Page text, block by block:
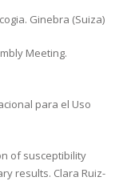
Ginebra (Suiza)
Meeting.
para el Uso
of susceptibility
results. Clara Ruiz-